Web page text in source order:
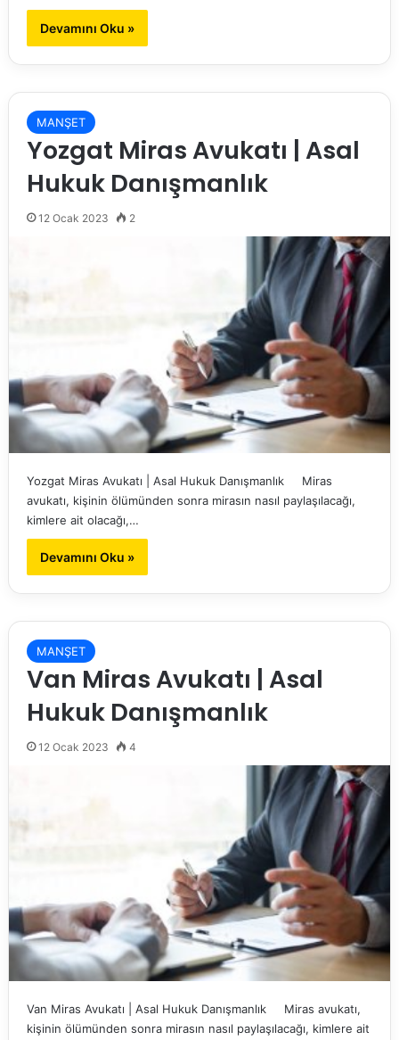
Devamını Oku »
MANŞET
Yozgat Miras Avukatı | Asal
Hukuk Danışmanlık
12 Ocak 2023 2
Yozgat Miras Avukatı | Asal Hukuk Danışmanlık Miras
avukatı, kişinin ölümünden sonra mirasın nasıl paylaşılacağı,
kimlere ait olacağı,…
Devamını Oku »
MANŞET
Van Miras Avukatı | Asal
Hukuk Danışmanlık
12 Ocak 2023 4
Van Miras Avukatı | Asal Hukuk Danışmanlık Miras avukatı,
kişinin ölümünden sonra mirasın nasıl paylaşılacağı, kimlere ait